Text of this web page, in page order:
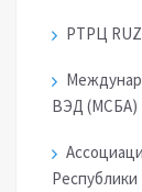
РТРЦ RUZ
ВЭД (МСБА)